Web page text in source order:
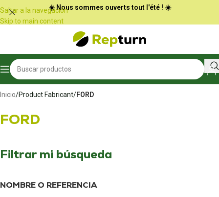
Panel de gestión de cookies
Saltar a la navegación
Skip to main content
☀️ Nous sommes ouverts tout l'été ! ☀️
Inicio/Product Fabricant/FORD
FORD
Filtrar mi búsqueda
NOMBRE O REFERENCIA